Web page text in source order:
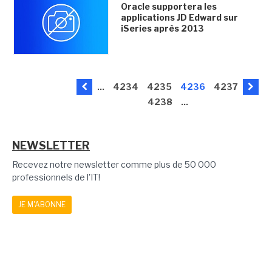
Oracle supportera les
applications JD Edward sur
iSeries après 2013
... 4234 4235 4236
4237
4238
...
NEWSLETTER
Recevez notre newsletter comme plus de 50 000
professionnels de l'IT!
JE M'ABONNE